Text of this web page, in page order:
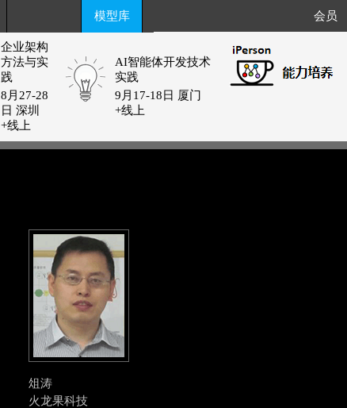
模型库 会员
企业架构
方法与实
践
8月27-28
日 深圳
+线上
AI智能体开发技术
实践
9月17-18日 厦门
+线上
俎涛
火龙果科技